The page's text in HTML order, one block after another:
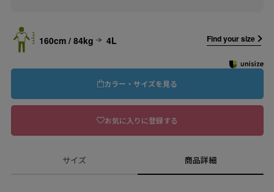
160cm / 84kg 4L Find your size
カラー・サイズを見る
お気に入りに登録する
サイズ 商品詳細